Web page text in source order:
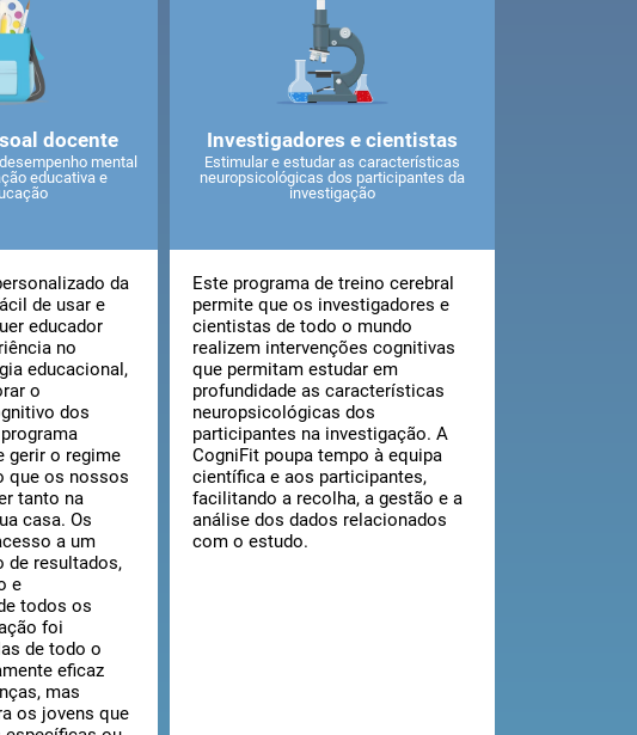
docente
mental
educativa e
da
de usar e
educador
no
educacional,
o
dos
gerir o regime
que os nossos
tanto na
casa. Os
a um
de resultados,
e
todos os
foi
de todo o
eficaz
mas
os jovens que
Investigadores e cientistas
Estimular e estudar as características
neuropsicológicas dos participantes da
investigação
Este programa de treino cerebral
permite que os investigadores e
cientistas de todo o mundo
realizem intervenções cognitivas
que permitam estudar em
profundidade as características
neuropsicológicas dos
participantes na investigação. A
CogniFit poupa tempo à equipa
científica e aos participantes,
facilitando a recolha, a gestão e a
análise dos dados relacionados
com o estudo.